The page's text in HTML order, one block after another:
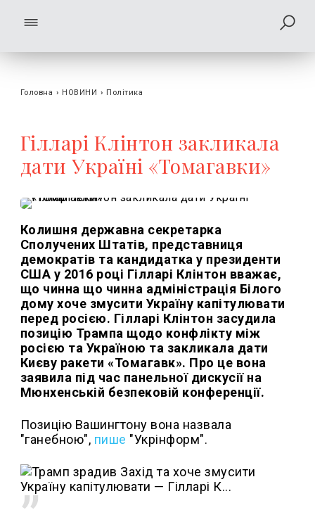
Головна › НОВИНИ › Політика
Гілларі Клінтон закликала
дати Україні «Томагавки»
Колишня державна секретарка
Сполучених Штатів, представниця
демократів та кандидатка у президенти
США у 2016 році Гілларі Клінтон вважає,
що чинна що чинна адміністрація Білого
дому хоче змусити Україну капітулювати
перед росією. Гілларі Клінтон засудила
позицію Трампа щодо конфлікту між
росією та Україною та закликала дати
Києву ракети «Томагавк». Про це вона
заявила під час панельної дискусії на
Мюнхенській безпековій конференції.
Позицію Вашингтону вона назвала
"ганебною", пише "Укрінформ".